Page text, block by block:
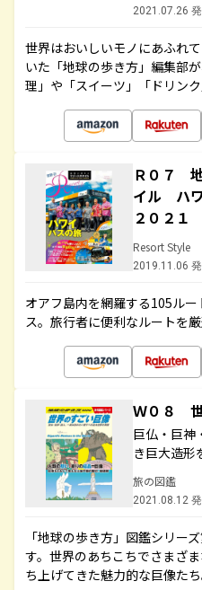
2021.07.26
世界はおいしいモノにあふれ
いた「地球の歩き方」編集部
理」や「スイーツ」「ドリンク
Ｒ０７
イル ハ
２０２１
Resort Style
2019.11.06
オアフ島内を網羅する105ル
ス。旅行者に便利なルートを厳
Ｗ０８
巨仏・巨神
き巨大造形
旅の図鑑
2021.08.12
「地球の歩き方」図鑑シリー
す。世界のあちこちでさまざ
ち上げてきた魅力的な巨像たち